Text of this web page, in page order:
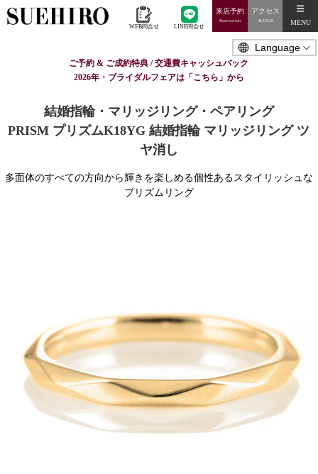
WEB問合せ LINE問合せ
来店予約
Reservation
アクセス
ACCESS MENU
ご予約 & ご成約特典 / 交通費キャッシュバック
2026年・ブライダルフェアは「こちら」から
結婚指輪・マリッジリング・ペアリング
PRISM プリズムK18YG 結婚指輪 マリッジリング ツ
ヤ消し
多面体のすべての方向から輝きを楽しめる個性あるスタイリッシュな
プリズムリング